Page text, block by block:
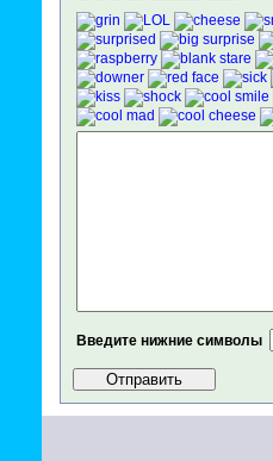
Введите нижние символы